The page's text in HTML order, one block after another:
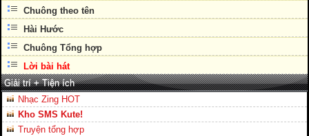
Chuông theo tên
Hài Hước
Chuông Tổng hợp
Lời bài hát
Giải trí + Tiện ích
Nhạc Zing HOT
Kho SMS Kute!
Truyện tổng hợp